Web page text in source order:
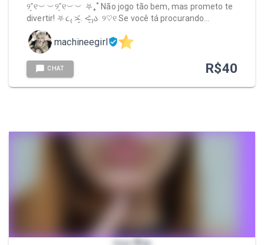
୨˚̣̣̣୧︶︶୨˚̣̣̣୧︶︶ ⛧₊˚ Não jogo tão bem, mas prometo te
divertir! ⛧૮₍ ˃̵͈᷄ . ˂̵͈᷅ ₎ა ㅤ ୨♡୧ Se você tá procurando…
machineegirl
CHAT R$40